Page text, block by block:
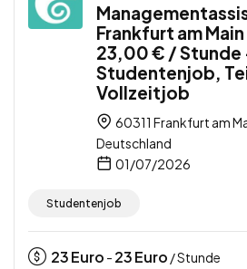
Frankfurt am
23,00 € / Stunde
Studentenjob,
Vollzeitjob
60311 Frankfurt am
Deutschland
01/07/2026
Studentenjob
23Euro - 23Euro / Stunde